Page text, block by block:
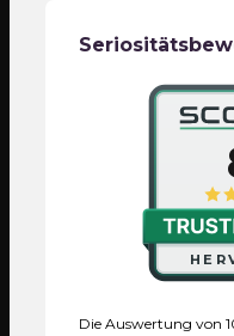
Professionalität des
Compliance
Ja, neben anderen
Gerichtsstand
Die Auswertung von